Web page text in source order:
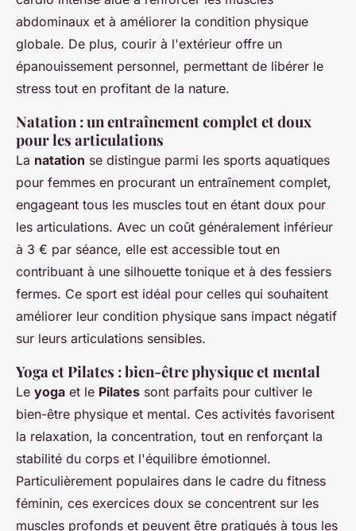
abdominaux et à améliorer la condition physique
globale. De plus, courir à l'extérieur offre un
épanouissement personnel, permettant de libérer le
stress tout en profitant de la nature.
Natation : un entraînement complet et doux
pour les articulations
La natation se distingue parmi les sports aquatiques
pour femmes en procurant un entraînement complet,
engageant tous les muscles tout en étant doux pour
les articulations. Avec un coût généralement inférieur
à 3 € par séance, elle est accessible tout en
contribuant à une silhouette tonique et à des fessiers
fermes. Ce sport est idéal pour celles qui souhaitent
améliorer leur condition physique sans impact négatif
sur leurs articulations sensibles.
Yoga et Pilates : bien-être physique et mental
Le yoga et le Pilates sont parfaits pour cultiver le
bien-être physique et mental. Ces activités favorisent
la relaxation, la concentration, tout en renforçant la
stabilité du corps et l'équilibre émotionnel.
Particulièrement populaires dans le cadre du fitness
féminin, ces exercices doux se concentrent sur les
muscles profonds et peuvent être pratiqués à tous les